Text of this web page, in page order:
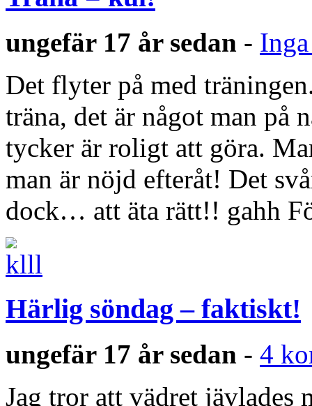
ungefär 17 år sedan -
Det flyter på med
träna, det är något man på
tycker är roligt att göra.
man är nöjd efteråt! Det
dock… att äta rätt!! gahh
Härlig söndag – faktiskt!
ungefär 17 år sedan - 4
Jag tror att vädret